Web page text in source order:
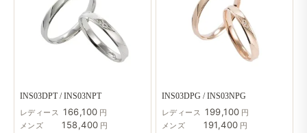
INS03DPT / INS03NPT
レディース 166,100 円
メンズ
158,400 円
INS03DPG / INS03NPG
レディース 199,100 円
メンズ
191,400 円